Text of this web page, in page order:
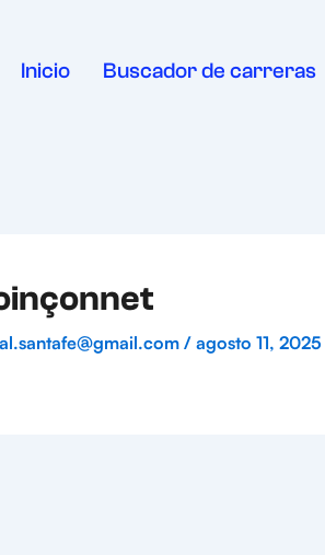
Inicio Buscador de carreras
/ agosto 11, 2025